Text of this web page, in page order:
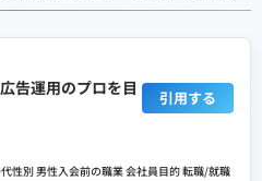
告運用のプロを目
引用する
性別 男性入会前の職業 会社員目的 転職/就職